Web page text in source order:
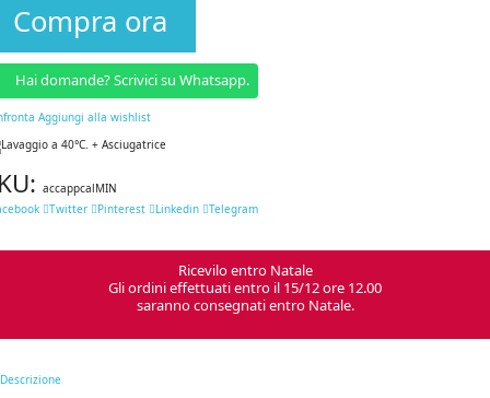
Compra ora
Hai domande? Scrivici su Whatsapp.
Aggiungi alla wishlist
accappcalMIN
Twitter Pinterest Linkedin Telegram
Ricevilo entro Natale
Gli ordini effettuati entro il 15/12 ore 12.00
saranno consegnati entro Natale.
Descrizione